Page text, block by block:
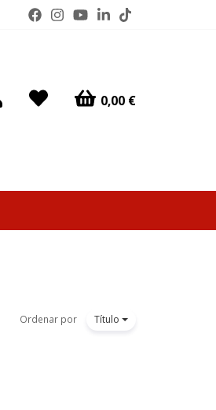
0,00 €
Ordenar por Título